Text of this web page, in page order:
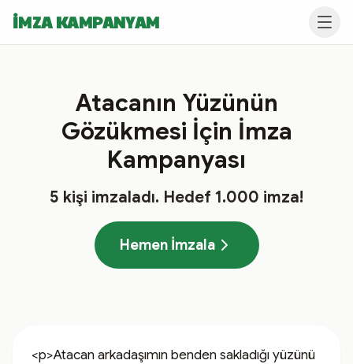
İMZA KAMPANYAM
Atacanın Yüzünün
Gözükmesi İçin İmza
Kampanyası
5 kişi imzaladı. Hedef 1.000 imza!
Hemen İmzala
<p>Atacan arkadaşımın benden sakladığı yüzünü